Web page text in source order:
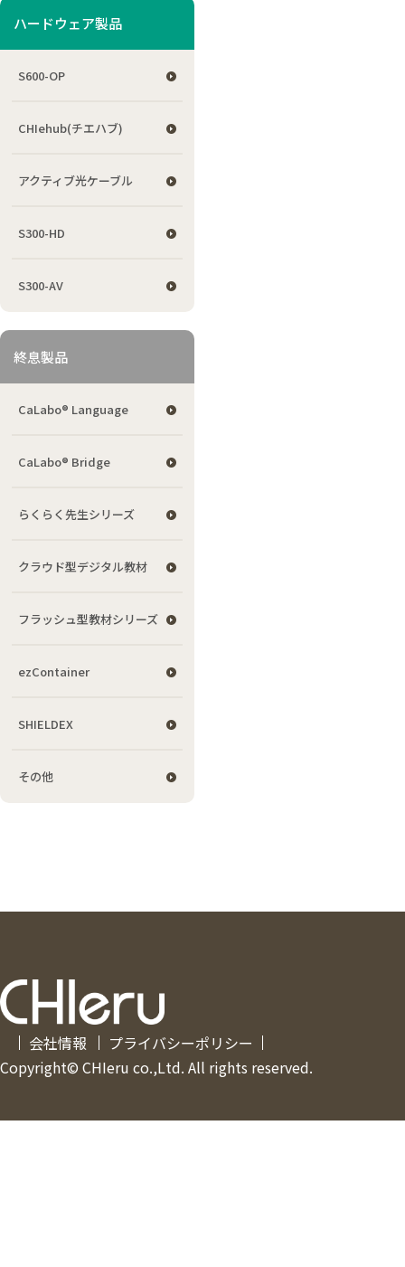
ハードウェア製品
S600-OP
CHIehub(チエハブ)
アクティブ光ケーブル
S300-HD
S300-AV
終息製品
CaLabo® Language
CaLabo® Bridge
らくらく先生シリーズ
クラウド型デジタル教材
フラッシュ型教材シリーズ
ezContainer
SHIELDEX
その他
会社情報
プライバシーポリシー
Copyright© CHIeru co.,Ltd. All rights reserved.